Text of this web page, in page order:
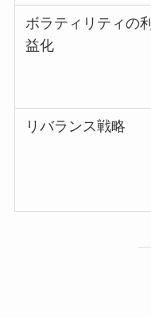
ボラティリティの利
益化
リバランス戦略